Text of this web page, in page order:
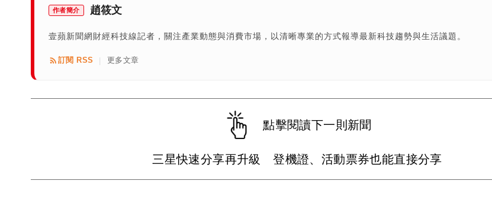
作者簡介 趙筱文
壹蘋新聞網財經科技線記者，關注產業動態與消費市場，以清晰專業的方式報導最新科技趨勢與生活議題。
訂閱 RSS | 更多文章
點擊閱讀下一則新聞
三星快速分享再升級 登機證、活動票券也能直接分享